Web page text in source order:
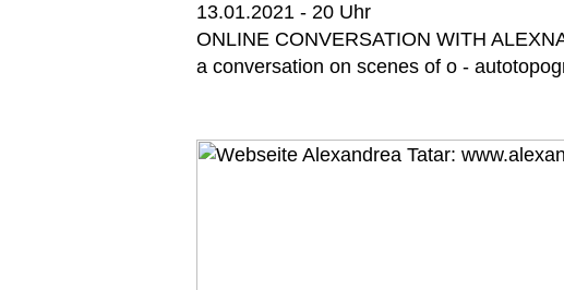
13.01.2021 - 20 Uhr
ONLINE CONVERSATION WITH
a conversation on scenes of o -